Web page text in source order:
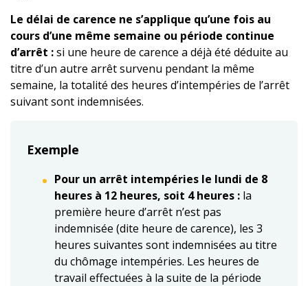
Le délai de carence ne s’applique qu’une fois au
cours d’une même semaine ou période continue
d’arrêt :si une heure de carence a déjà été déduite au
titre d’un autre arrêt survenu pendant la même
semaine, la totalité des heures d’intempéries de l’arrêt
suivant sont indemnisées.
Exemple
Pour un arrêt intempéries le lundi de 8
heures à 12 heures, soit 4 heures : la
première heure d’arrêt n’est pas
indemnisée (dite heure de carence), les 3
heures suivantes sont indemnisées au titre
du chômage intempéries. Les heures de
travail effectuées à la suite de la période